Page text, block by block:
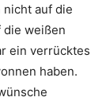
auf die
die weißen
ein verrücktes
haben.